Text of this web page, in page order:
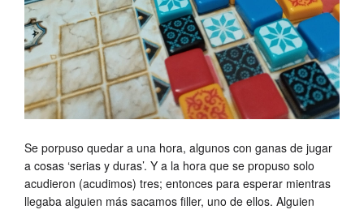
Se porpuso quedar a una hora, algunos con ganas de jugar
a cosas ‘serias y duras’. Y a la hora que se propuso solo
acudieron (acudimos) tres; entonces para esperar mientras
llegaba alguien más sacamos filler, uno de ellos. Alguien